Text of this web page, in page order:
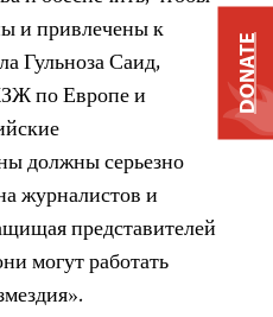
и привлечены к
Гульноза Саид,
по Европе и
должны серьезно
журналистов и
представителей
могут работать
DONATE